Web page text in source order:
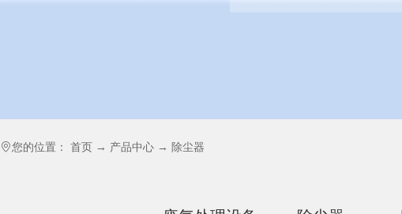
您的位置： 首页 → 产品中心 → 除尘器